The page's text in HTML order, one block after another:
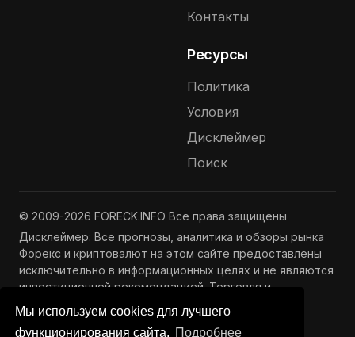
Мы используем cookies для лучшего
функционирования сайта. Подробнее
Контакты
Ресурсы
Политика
Условия
Дисклеймер
Поиск
© 2009-2026 FORECK.INFO Все права защищены
Дисклеймер: Все прогнозы, аналитика и обзоры рынка
Форекс и криптовалют на этом сайте предоставлены
исключительно в информационных целях и не являются
инвестиционной рекомендацией. Торговля и
инвестиции связаны с риском потери капитала.
Подробнее —Полный дисклеймер